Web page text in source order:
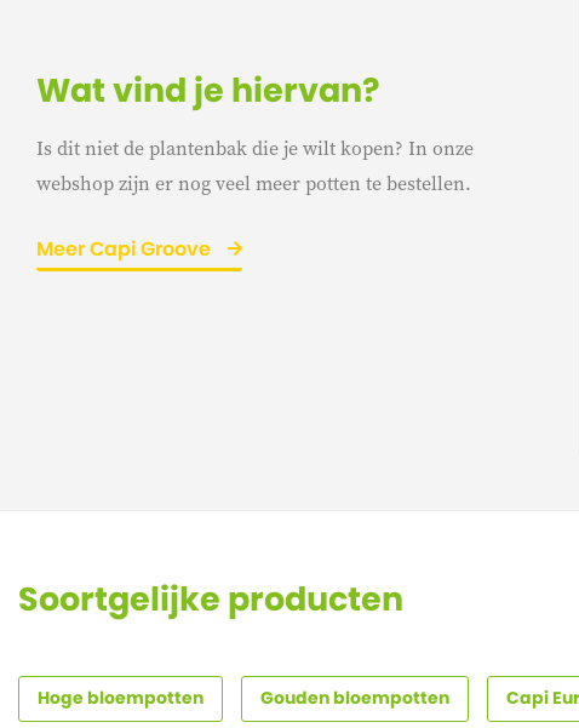
Wat vind je hiervan?
Is dit niet de plantenbak die je wilt kopen? In onze
webshop zijn er nog veel meer potten te bestellen.
Meer Capi Groove
Soortgelijke producten
Hoge bloempotten Gouden bloempotten Capi